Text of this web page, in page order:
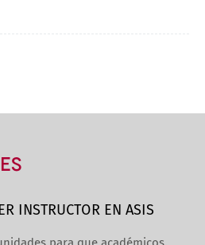
INSTRUCTOR EN ASIS